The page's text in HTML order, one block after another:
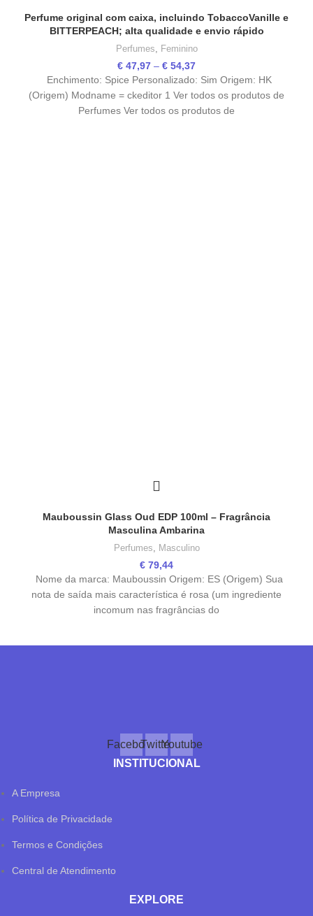
Perfume original com caixa, incluindo TobaccoVanille e
BITTERPEACH; alta qualidade e envio rápido
Perfumes Feminino
€ 47,97 – € 54,37Price
range:
€ 47,97
€ 54,37
Enchimento: Spice Personalizado: Sim Origem: HK
(Origem) Modname = ckeditor 1 Ver todos os produtos de
Perfumes Ver todos os produtos de
Mauboussin Glass Oud EDP 100ml – Fragrância
Masculina Ambarina
Perfumes, Masculino
€ 79,44
Nome da marca: Mauboussin Origem: ES (Origem) Sua
nota de saída mais característica é rosa (um ingrediente
incomum nas fragrâncias do
FacebookTwitterYoutube
INSTITUCIONAL
A Empresa
Política de Privacidade
Termos e Condições
Central de Atendimento
EXPLORE